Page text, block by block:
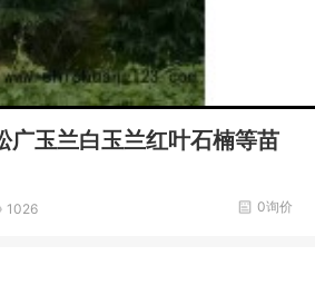
广玉兰白玉兰红叶石楠等苗
1026 0询价